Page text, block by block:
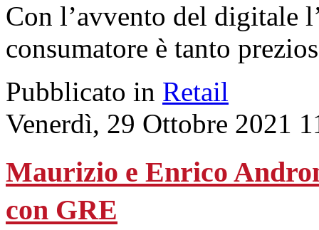
Con l’avvento del digitale
consumatore è tanto
Pubblicato in Retail
Venerdì, 29 Ottobre 2021
Maurizio e Enrico
con GRE